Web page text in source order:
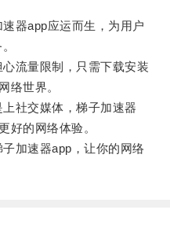
器app应运而生，为用户
流量限制，只需下载安装
络世界。
社交媒体，梯子加速器
好的网络体验。
加速器app，让你的网络